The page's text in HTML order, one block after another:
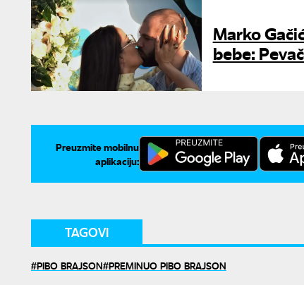
Marko
bebe:
Preuzmite mobilnu
aplikaciju:
TAGOVI
PIBO BRAJSON PREMINUO PIBO BRAJSON